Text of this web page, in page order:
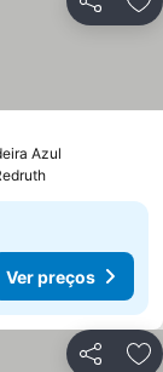
Partilhar
Azul
Ver preços
Partilhar